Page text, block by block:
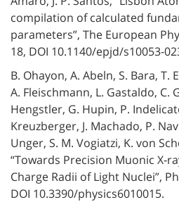
compilation of calculated
parameters”, The European
18, DOI 10.1140/epjd/s10053-
B. Ohayon, A. Abeln, S. Bara, T.
A. Fleischmann, L. Gastaldo, C.
Hengstler, G. Hupin, P.
Kreuzberger, J. Machado, P.
Unger, S. M. Vogiatzi, K. von
“Towards Precision Muonic
Charge Radii of Light Nuclei”,
DOI 10.3390/physics6010015.